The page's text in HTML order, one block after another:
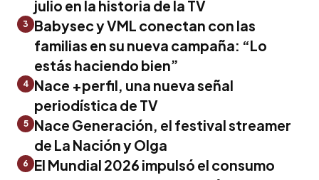
julio en la historia de la TV
3
Babysec y VML conectan con las
familias en su nueva campaña: “Lo
estás haciendo bien”
4 Nace +perfil, una nueva señal
periodística de TV
5
Nace Generación, el festival streamer
de La Nación y Olga
6
El Mundial 2026 impulsó el consumo